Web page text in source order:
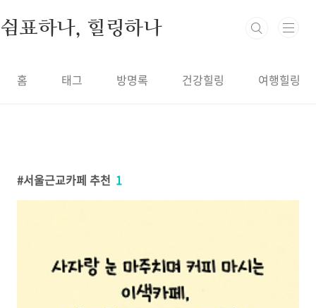
쉼표하나, 힐링하나
홈 태그 방명록 건강힐링 여행힐링
서울근교카페 추천 1